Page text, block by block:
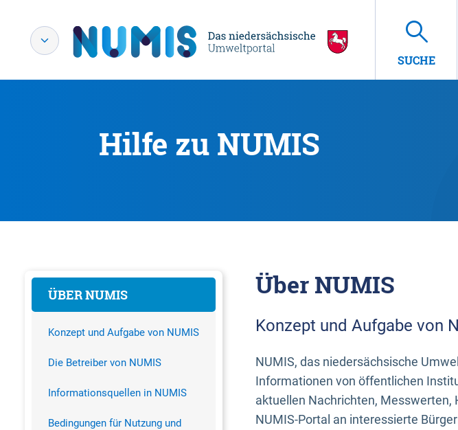
SUCHE
Hilfe zu NUMIS
ÜBER NUMIS
Konzept und Aufgabe von NUMIS
Die Betreiber von NUMIS
Informationsquellen in NUMIS
Bedingungen für Nutzung und
Über NUMIS
Konzept und Aufgabe von
NUMIS, das niedersächsische
Informationen von öffentlichen
aktuellen Nachrichten,
NUMIS-Portal an interessierte